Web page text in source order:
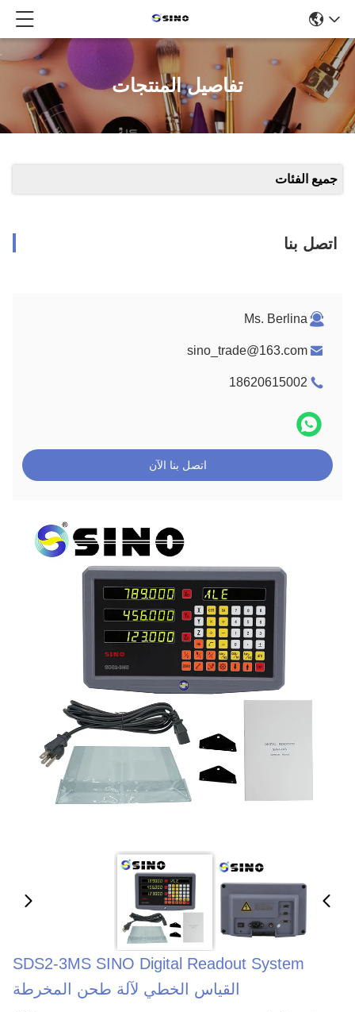
تفاصيل المنتجات
جميع الفئات
اتصل بنا
Ms. Berlina
sino_trade@163.com
18620615002
اتصل بنا الآن
SDS2-3MS SINO Digital Readout System
القياس الخطي لآلة طحن المخرطة